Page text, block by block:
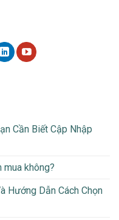
Cần Biết Cập Nhập
mua không?
Hướng Dẫn Cách Chọn